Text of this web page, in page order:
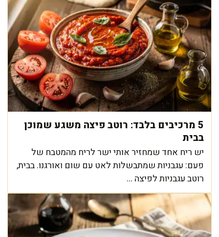
5 מרכיבים בלבד: רוטב פיצה משגע שמוכן
בבית
יש ריח אחד שמחזיר אותי ישר לריח מהמטבח של
פעם: עגבניות שמתבשלות לאט עם שום ואורגנו. בבית,
רוטב עגבניות לפיצה ...